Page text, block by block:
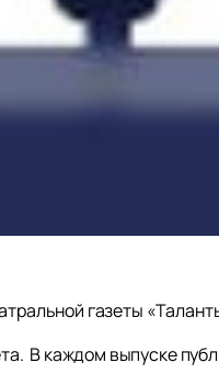
газеты
В каждом выпуске